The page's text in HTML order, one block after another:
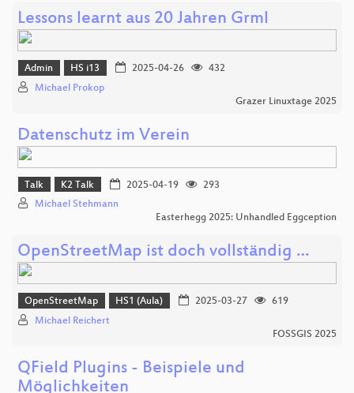
Lessons learnt aus 20 Jahren Grml
Admin HS i13 2025-04-26
432
Michael Prokop
Grazer Linuxtage 2025
Datenschutz im Verein
Talk K2 Talk 2025-04-19
293
Michael Stehmann
Easterhegg 2025: Unhandled Eggception
OpenStreetMap ist doch vollständig …
OpenStreetMap HS1 (Aula) 2025-03-27
619
Michael Reichert
FOSSGIS 2025
QField Plugins - Beispiele und
Möglichkeiten